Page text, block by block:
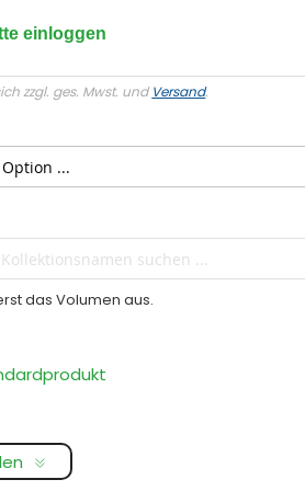
einloggen
zzgl. ges. Mwst. und Versand.
das Volumen aus.